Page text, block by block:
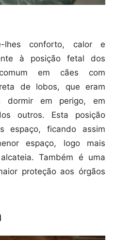
lhes conforto, calor e
à posição fetal dos
em cães com
de lobos, que eram
dormir em perigo, em
outros. Esta posição
espaço, ficando assim
espaço, logo mais
Também é uma
proteção aos órgãos